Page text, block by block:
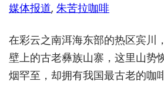
媒体报道, 朱苦拉咖啡
在彩云之南洱海东部的热区宾川
壁上的古老彝族山寨，这里山势
烟罕至，却拥有我国最古老的咖